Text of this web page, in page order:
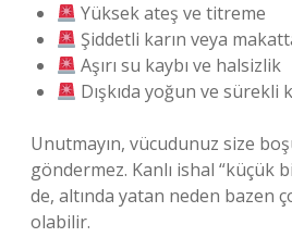
Yüksek ateş ve titreme
Şiddetli karın veya
Aşırı su kaybı ve halsizlik
Dışkıda yoğun ve sürekli
Unutmayın, vücudunuz size
göndermez. Kanlı ishal “küçük
de, altında yatan neden bazen
olabilir.